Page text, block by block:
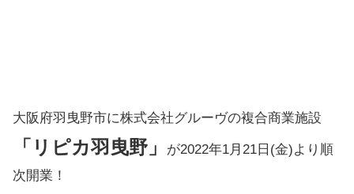
大阪府羽曳野市に株式会社グルーヴの複合商業施設
「リピカ羽曳野」
が2022年1月21日(金)より順
次開業！